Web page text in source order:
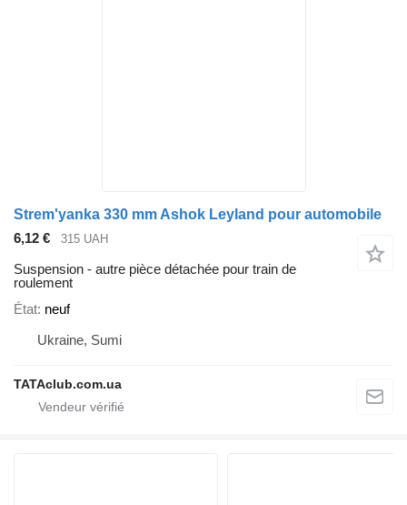
Strem'yanka 330 mm Ashok Leyland pour automobile
6,12 €
315 UAH
Suspension - autre pièce détachée pour train de
roulement
État neuf
Ukraine, Sumi
TATAclub.com.ua